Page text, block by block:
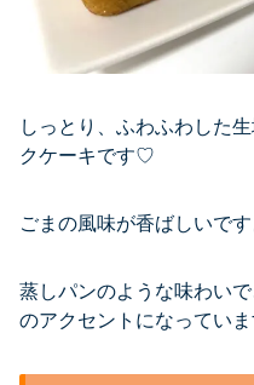
しっとり、ふわふわした
クケーキです♡
ごまの風味が香ばしいです
蒸しパンのような味わい
のアクセントになってい